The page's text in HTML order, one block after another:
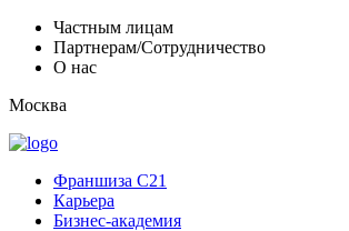
Частным лицам
Партнерам/Сотрудничество
О нас
Москва
Франшиза C21
Карьера
Бизнес-академия